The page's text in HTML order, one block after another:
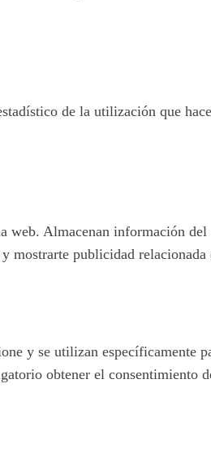
de la utilización que
Almacenan información
mostrarte publicidad
y se utilizan específicamente
obtener el consentimiento